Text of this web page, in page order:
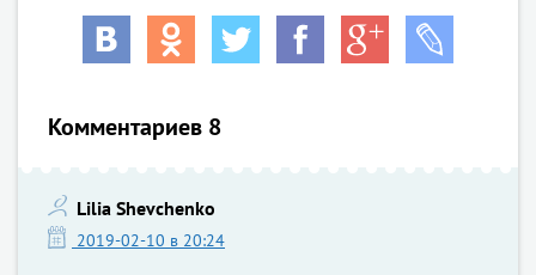
Комментариев 8
Lilia Shevchenko
2019-02-10 в 20:24